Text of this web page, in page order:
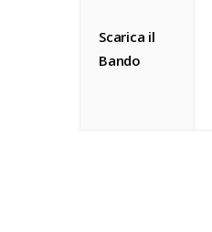
Scarica il
Bando